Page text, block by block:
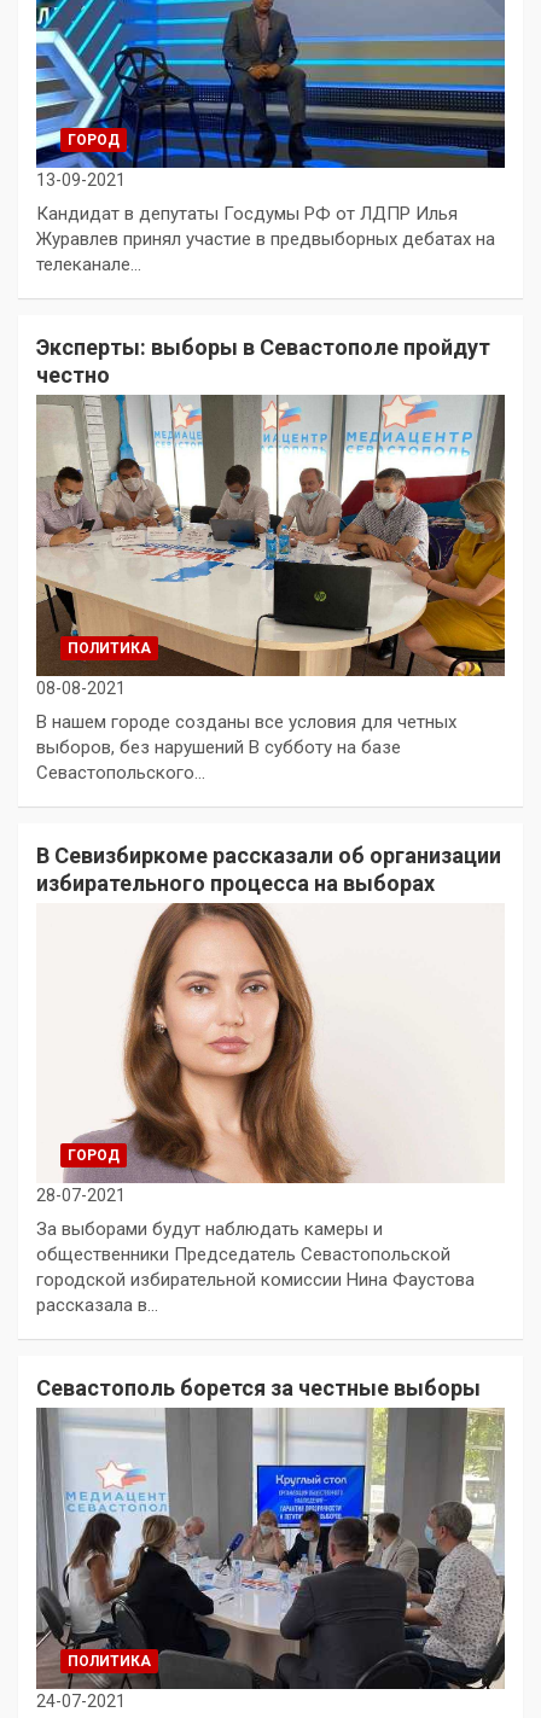
ГОРОД
13-09-2021
Кандидат в депутаты Госдумы РФ от ЛДПР Илья
Журавлев принял участие в предвыборных дебатах на
телеканале…
Эксперты: выборы в Севастополе пройдут
честно
ПОЛИТИКА
08-08-2021
В нашем городе созданы все условия для четных
выборов, без нарушений В субботу на базе
Севастопольского…
В Севизбиркоме рассказали об организации
избирательного процесса на выборах
ГОРОД
28-07-2021
За выборами будут наблюдать камеры и
общественники Председатель Севастопольской
городской избирательной комиссии Нина Фаустова
рассказала в…
Севастополь борется за честные выборы
ПОЛИТИКА
24-07-2021